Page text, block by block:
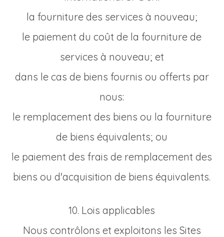
la fourniture des services à nouveau;
le paiement du coût de la fourniture de
services à nouveau; et
dans le cas de biens fournis ou offerts par
nous:
le remplacement des biens ou la fourniture
de biens équivalents; ou
le paiement des frais de remplacement des
biens ou d'acquisition de biens équivalents.
10. Lois applicables
Nous contrôlons et exploitons les Sites